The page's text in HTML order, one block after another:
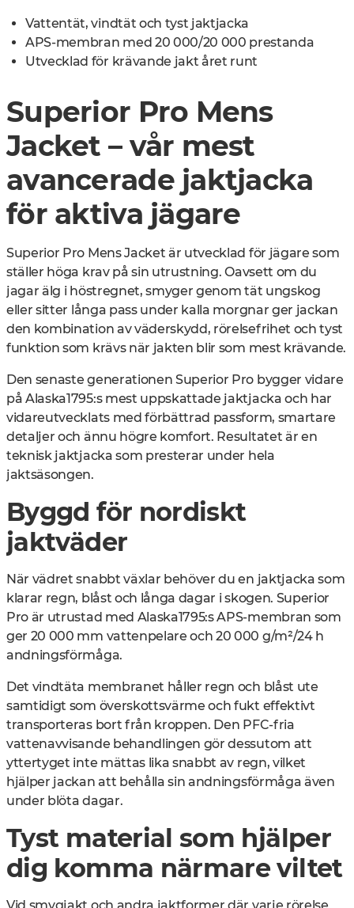
Vattentät, vindtät och tyst jaktjacka
APS-membran med 20 000/20 000 prestanda
Utvecklad för krävande jakt året runt
Superior Pro Mens
Jacket – vår mest
avancerade jaktjacka
för aktiva jägare
Superior Pro Mens Jacket är utvecklad för jägare som
ställer höga krav på sin utrustning. Oavsett om du
jagar älg i höstregnet, smyger genom tät ungskog
eller sitter långa pass under kalla morgnar ger jackan
den kombination av väderskydd, rörelsefrihet och tyst
funktion som krävs när jakten blir som mest krävande.
Den senaste generationen Superior Pro bygger vidare
på Alaska1795:s mest uppskattade jaktjacka och har
vidareutvecklats med förbättrad passform, smartare
detaljer och ännu högre komfort. Resultatet är en
teknisk jaktjacka som presterar under hela
jaktsäsongen.
Byggd för nordiskt
jaktväder
När vädret snabbt växlar behöver du en jaktjacka som
klarar regn, blåst och långa dagar i skogen. Superior
Pro är utrustad med Alaska1795:s APS-membran som
ger 20 000 mm vattenpelare och 20 000 g/m²/24 h
andningsförmåga.
Det vindtäta membranet håller regn och blåst ute
samtidigt som överskottsvärme och fukt effektivt
transporteras bort från kroppen. Den PFC-fria
vattenavvisande behandlingen gör dessutom att
yttertyget inte mättas lika snabbt av regn, vilket
hjälper jackan att behålla sin andningsförmåga även
under blöta dagar.
Tyst material som hjälper
dig komma närmare viltet
Vid smygjakt och andra jaktformer där varje rörelse